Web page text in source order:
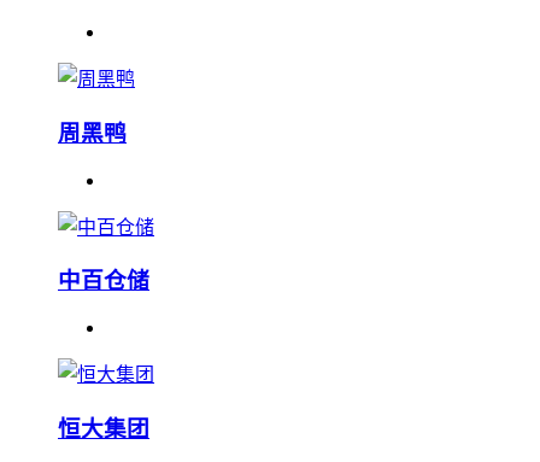
周黑鸭
中百仓储
恒大集团